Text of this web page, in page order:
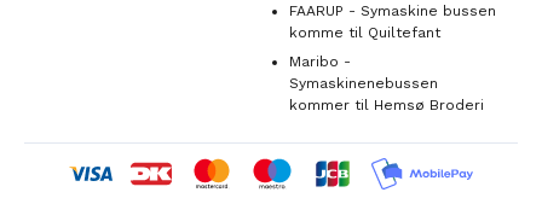
FAARUP - Symaskine bussen
komme til Quiltefant
Maribo -
Symaskinenebussen
kommer til Hemsø Broderi